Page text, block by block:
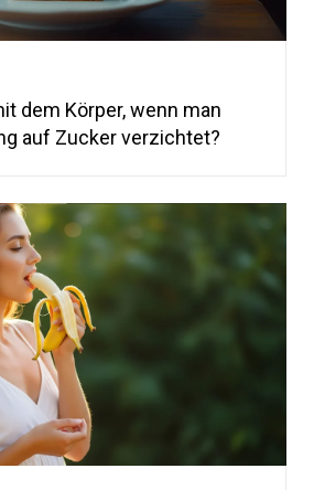
dem Körper, wenn man
auf Zucker verzichtet?